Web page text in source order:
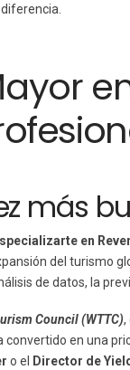
más
en
del turismo
de datos, la
Council (WTTC),
en una
o el Director de